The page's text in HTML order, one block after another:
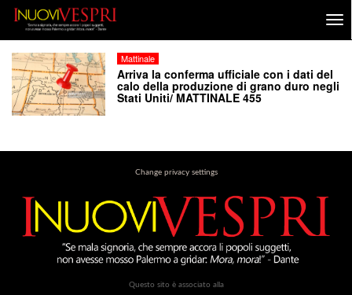
Mattinale
Arriva la conferma ufficiale con i dati del
calo della produzione di grano duro negli
Stati Uniti/ MATTINALE 455
Change privacy settings
Questo sito è associato alla